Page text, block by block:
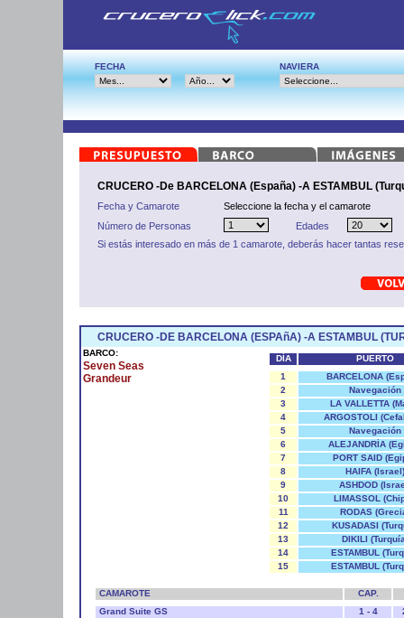
FECHA NAVIERA
CRUCERO -De BARCELONA (España) -A ESTAMBUL
Fecha y Camarote
Seleccione la fecha y el camarote
Número de Personas
Edades
Si estás interesado en más de 1 camarote, deberás hacer tantas
CRUCERO -DE BARCELONA (ESPAñA) -A ESTAMBUL
BARCO:
Seven Seas
Grandeur
DÍA
PUERTO
1
BARCELONA
2
Navegación
3
LA VALLETTA
4
ARGOSTOLI
5
Navegación
6
ALEJANDRÍA
7
PORT SAID
8
HAIFA (Israel)
9
ASHDOD
10
LIMASSOL
11
RODAS
12
KUSADASI
13
DIKILI
14
ESTAMBUL
15
ESTAMBUL
CAMAROTE
CAP.
Grand Suite GS
1 - 4